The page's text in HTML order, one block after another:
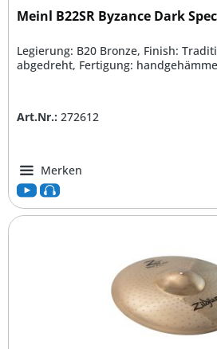
Meinl B22SR Byzance Dark
Legierung: B20 Bronze, Finish:
abgedreht, Fertigung:
Art.Nr.: 272612
Merken